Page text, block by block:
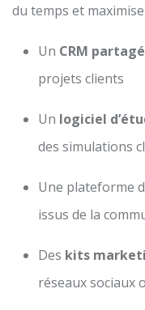
du temps et
Un CRM partagé
projets clients
Un logiciel
des simulations
Une plateforme
issus de la
Des kits
réseaux sociaux